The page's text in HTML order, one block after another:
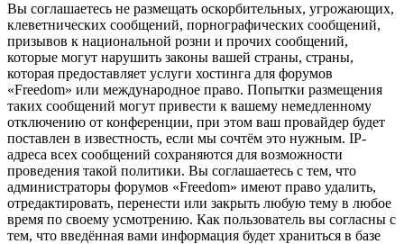
Вы соглашаетесь не размещать оскорбительных, угрожающих,
клеветнических сообщений, порнографических сообщений,
призывов к национальной розни и прочих сообщений,
которые могут нарушить законы вашей страны, страны,
которая предоставляет услуги хостинга для форумов
«Freedom» или международное право. Попытки размещения
таких сообщений могут привести к вашему немедленному
отключению от конференции, при этом ваш провайдер будет
поставлен в известность, если мы сочтём это нужным. IP-
адреса всех сообщений сохраняются для возможности
проведения такой политики. Вы соглашаетесь с тем, что
администраторы форумов «Freedom» имеют право удалить,
отредактировать, перенести или закрыть любую тему в любое
время по своему усмотрению. Как пользователь вы согласны с
тем, что введённая вами информация будет храниться в базе